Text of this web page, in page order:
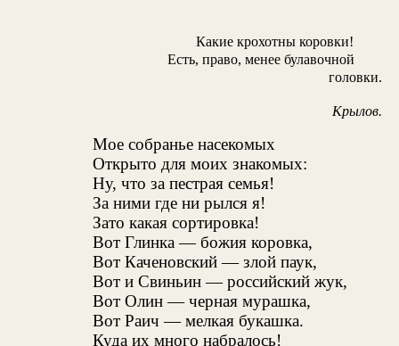
Какие крохотны коровки!
Есть, право, менее булавочной
головки.
Крылов.
Мое собранье насекомых
Открыто для моих знакомых:
Ну, что за пестрая семья!
За ними где ни рылся я!
Зато какая сортировка!
Вот Глинка — божия коровка,
Вот Каченовский — злой паук,
Вот и Свиньин — российский жук,
Вот Олин — черная мурашка,
Вот Раич — мелкая букашка.
Куда их много набралось!